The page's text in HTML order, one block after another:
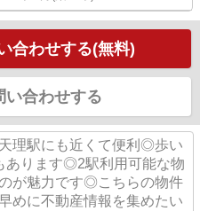
合わせする(無料)
い合わせする
理駅にも近くて便利◎歩い
あります◎2駅利用可能な物
が魅力です◎こちらの物件
めに不動産情報を集めたい